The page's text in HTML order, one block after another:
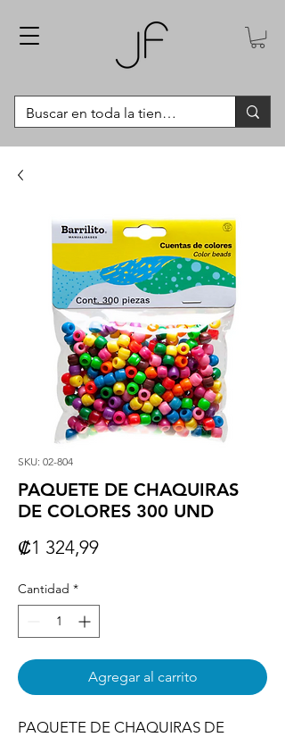
SKU: 02-804
PAQUETE DE CHAQUIRAS
DE COLORES 300 UND
₡1 324,99Precio
Cantidad *
Agregar al carrito
PAQUETE DE CHAQUIRAS DE